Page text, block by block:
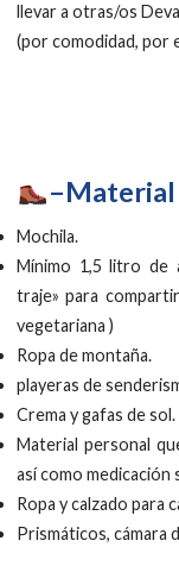
llevar a otras/os
(por comodidad, por
–Material
Mochila.
Mínimo 1,5 litro de
traje» para
vegetariana )
Ropa de montaña.
playeras de
Crema y gafas de sol.
Material personal
así como medicación
Ropa y calzado para
Prismáticos, cámara